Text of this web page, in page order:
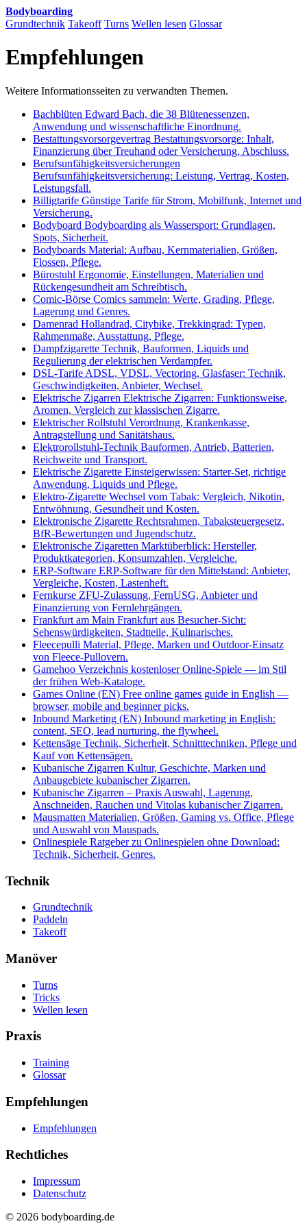
Bodyboarding
Grundtechnik Takeoff Turns Wellen lesen Glossar
Empfehlungen
Weitere Informationsseiten zu verwandten Themen.
Bachblüten Edward Bach, die 38 Blütenessenzen,
Anwendung und wissenschaftliche Einordnung.
Bestattungsvorsorgevertrag Bestattungsvorsorge: Inhalt,
Finanzierung über Treuhand oder Versicherung, Abschluss.
Berufsunfähigkeitsversicherungen
Berufsunfähigkeitsversicherung: Leistung, Vertrag, Kosten,
Leistungsfall.
Billigtarife Günstige Tarife für Strom, Mobilfunk, Internet und
Versicherung.
Bodyboard Bodyboarding als Wassersport: Grundlagen,
Spots, Sicherheit.
Bodyboards Material: Aufbau, Kernmaterialien, Größen,
Flossen, Pflege.
Bürostuhl Ergonomie, Einstellungen, Materialien und
Rückengesundheit am Schreibtisch.
Comic-Börse Comics sammeln: Werte, Grading, Pflege,
Lagerung und Genres.
Damenrad Hollandrad, Citybike, Trekkingrad: Typen,
Rahmenmaße, Ausstattung, Pflege.
Dampfzigarette Technik, Bauformen, Liquids und
Regulierung der elektrischen Verdampfer.
DSL-Tarife ADSL, VDSL, Vectoring, Glasfaser: Technik,
Geschwindigkeiten, Anbieter, Wechsel.
Elektrische Zigarren Elektrische Zigarren: Funktionsweise,
Aromen, Vergleich zur klassischen Zigarre.
Elektrischer Rollstuhl Verordnung, Krankenkasse,
Antragstellung und Sanitätshaus.
Elektrorollstuhl-Technik Bauformen, Antrieb, Batterien,
Reichweite und Transport.
Elektrische Zigarette Einsteigerwissen: Starter-Set, richtige
Anwendung, Liquids und Pflege.
Elektro-Zigarette Wechsel vom Tabak: Vergleich, Nikotin,
Entwöhnung, Gesundheit und Kosten.
Elektronische Zigarette Rechtsrahmen, Tabaksteuergesetz,
BfR-Bewertungen und Jugendschutz.
Elektronische Zigaretten Marktüberblick: Hersteller,
Produktkategorien, Konsumzahlen, Vergleiche.
ERP-Software ERP-Software für den Mittelstand: Anbieter,
Vergleiche, Kosten, Lastenheft.
Fernkurse ZFU-Zulassung, FernUSG, Anbieter und
Finanzierung von Fernlehrgängen.
Frankfurt am Main Frankfurt aus Besucher-Sicht:
Sehenswürdigkeiten, Stadtteile, Kulinarisches.
Fleecepulli Material, Pflege, Marken und Outdoor-Einsatz
von Fleece-Pullovern.
Gamehoo Verzeichnis kostenloser Online-Spiele — im Stil
der frühen Web-Kataloge.
Games Online (EN) Free online games guide in English —
browser, mobile and beginner picks.
Inbound Marketing (EN) Inbound marketing in English:
content, SEO, lead nurturing, the flywheel.
Kettensäge Technik, Sicherheit, Schnitttechniken, Pflege und
Kauf von Kettensägen.
Kubanische Zigarren Kultur, Geschichte, Marken und
Anbaugebiete kubanischer Zigarren.
Kubanische Zigarren – Praxis Auswahl, Lagerung,
Anschneiden, Rauchen und Vitolas kubanischer Zigarren.
Mausmatten Materialien, Größen, Gaming vs. Office, Pflege
und Auswahl von Mauspads.
Onlinespiele Ratgeber zu Onlinespielen ohne Download:
Technik, Sicherheit, Genres.
Technik
Grundtechnik
Paddeln
Takeoff
Manöver
Turns
Tricks
Wellen lesen
Praxis
Training
Glossar
Empfehlungen
Empfehlungen
Rechtliches
Impressum
Datenschutz
© 2026 bodyboarding.de